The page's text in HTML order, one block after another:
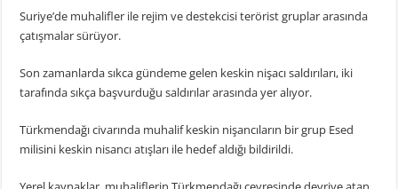
Suriye’de muhalifler ile rejim ve destekcisi terörist gruplar arasında
çatışmalar sürüyor.
Son zamanlarda sıkca gündeme gelen keskin nişacı saldırıları, iki
tarafında sıkça başvurduğu saldırılar arasında yer alıyor.
Türkmendağı civarında muhalif keskin nişancıların bir grup Esed
milisini keskin nisancı atışları ile hedef aldığı bildirildi.